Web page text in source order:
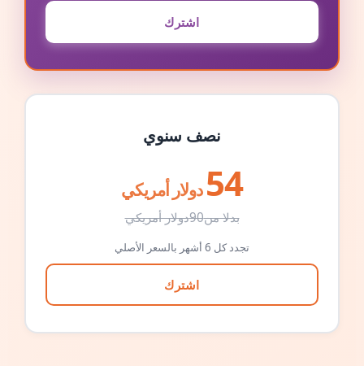
اشترك
نصف سنوي
54 دولار أمريكي
بدلا من90دولار أمريكي
تجدد كل 6 أشهر بالسعر الأصلي
اشترك